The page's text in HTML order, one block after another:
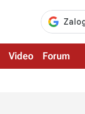
Video Forum